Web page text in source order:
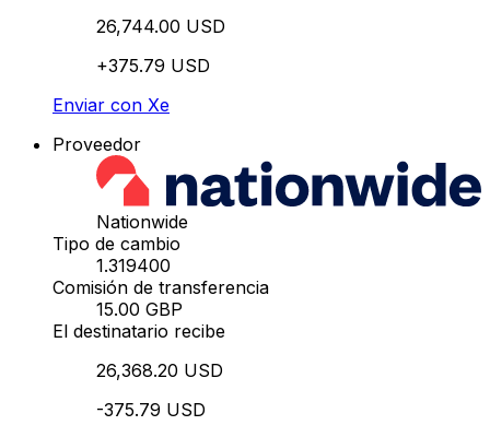
26,744.00 USD
+375.79 USD
Enviar con Xe
Proveedor
Nationwide
Tipo de cambio
1.319400
Comisión de transferencia
15.00 GBP
El destinatario recibe
26,368.20 USD
-375.79 USD